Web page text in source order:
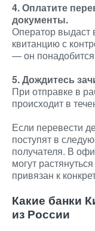
4. Оплатите
документы.
Оператор выдаст
квитанцию с
— он понадобится
5. Дождитесь
При отправке в
происходит в
Если перевести
поступят в
получателя. В
могут
привязан к
Какие банки
из России